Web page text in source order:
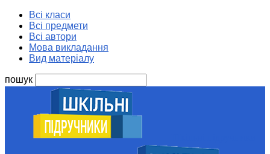
Всі класи
Всі предмети
Всі автори
Мова викладання
Вид матеріалу
пошук